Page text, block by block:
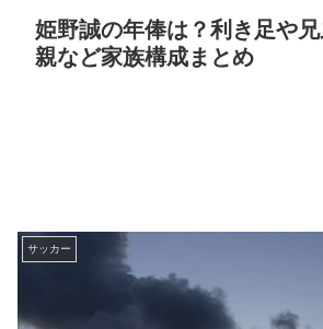
姫野誠の年俸は？利き足や
親など家族構成まとめ
サッカー